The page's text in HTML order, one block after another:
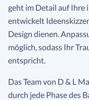
geht im Detail auf Ihre
entwickelt
Design dienen.
möglich, sodass Ihr
entspricht.
Das Team von D & L
durch jede Phase des